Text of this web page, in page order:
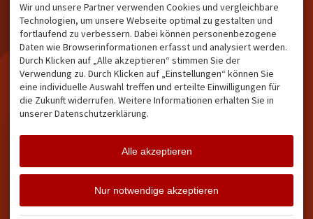
Kleinwalsertal und beliebte
Urlaubsziele wie die
Hörnerdörfer, Alpsee-
Grünten, Oberstaufen oder
Wertach im Allgäu.
Leistungsträger im
südlichen Oberallgäu eine
starke Plattform bietet.
NETZWERK & REICHWEITE
ca. 36.700 Abos bei
Instagram
Facebook Instagram Twitter
Wir und unsere Partner verwenden Cookies und vergleichbare
Technologien, um unsere Webseite optimal zu gestalten und
fortlaufend zu verbessern. Dabei können personenbezogene
Daten wie Browserinformationen erfasst und analysiert werden.
Durch Klicken auf „Alle akzeptieren“ stimmen Sie der
Verwendung zu. Durch Klicken auf „Einstellungen“ können Sie
eine individuelle Auswahl treffen und erteilte Einwilligungen für
die Zukunft widerrufen. Weitere Informationen erhalten Sie in
unserer Datenschutzerklärung.
Alle akzeptieren
Nur notwendige akzeptieren